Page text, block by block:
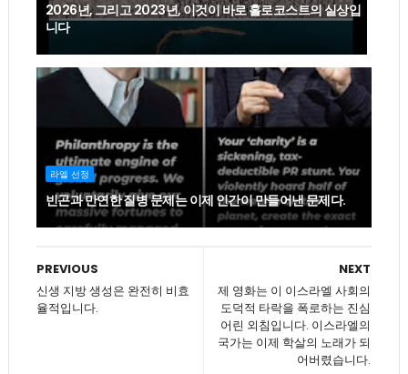
2026년, 그리고 2023년, 이것이 바로 홀로코스트의 실상입
니다
라엘 선정
빈곤과 만연한 질병 문제는 이제 인간이 만들어낸 문제다.
NEXT
제 영화는 이 이스라엘 사회의
도덕적 타락을 폭로하는 진심
어린 외침입니다. 이스라엘의
국가는 이제 학살의 노래가 되
어버렸습니다.
PREVIOUS
신생 지방 생성은 완전히 비효
율적입니다.